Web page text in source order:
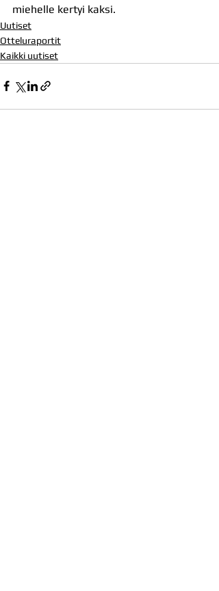
miehelle kertyi kaksi.
Uutiset
Otteluraportit
Kaikki uutiset